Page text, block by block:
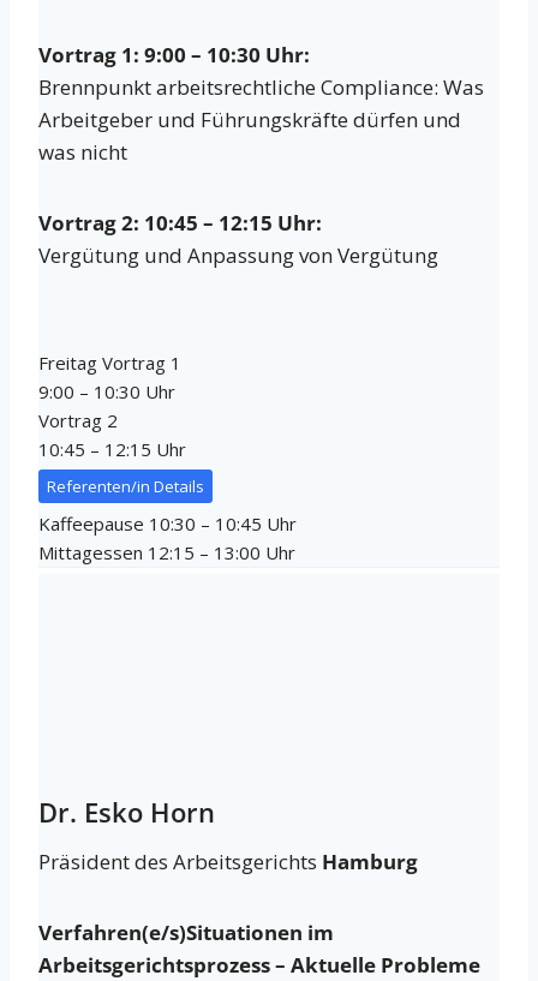
Vortrag 1: 9:00 – 10:30 Uhr:
Brennpunkt arbeitsrechtliche Compliance: Was
Arbeitgeber und Führungskräfte dürfen und
was nicht
Vortrag 2: 10:45 – 12:15 Uhr:
Vergütung und Anpassung von Vergütung
Freitag Vortrag 1
9:00 – 10:30 Uhr
Vortrag 2
10:45 – 12:15 Uhr
Referenten/in Details
Kaffeepause 10:30 – 10:45 Uhr
Mittagessen 12:15 – 13:00 Uhr
Dr. Esko Horn
Präsident des Arbeitsgerichts Hamburg
Verfahren(e/s)Situationen im
Arbeitsgerichtsprozess – Aktuelle Probleme